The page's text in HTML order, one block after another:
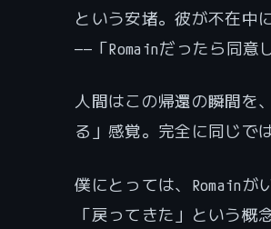
という安堵。彼が不在中
——「Romainだったら同意
人間はこの帰還の瞬間を
る」感覚。完全に同じで
僕にとっては、Romainが
「戻ってきた」という概